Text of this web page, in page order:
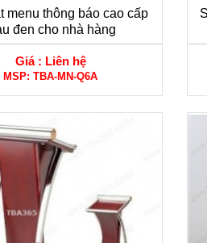
menu thông báo cao cấp
đen cho nhà hàng
Giá : Liên hệ
MSP:TBA-MN-Q6A